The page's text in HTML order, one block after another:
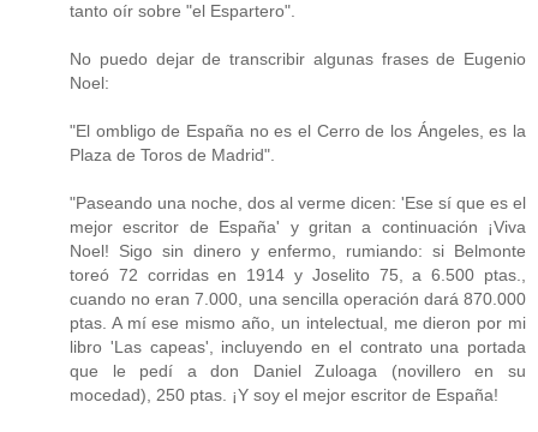
tanto oír sobre "el Espartero".
No puedo dejar de transcribir algunas frases de Eugenio
Noel:
"El ombligo de España no es el Cerro de los Ángeles, es la
Plaza de Toros de Madrid".
"Paseando una noche, dos al verme dicen: 'Ese sí que es el
mejor escritor de España' y gritan a continuación ¡Viva
Noel! Sigo sin dinero y enfermo, rumiando: si Belmonte
toreó 72 corridas en 1914 y Joselito 75, a 6.500 ptas.,
cuando no eran 7.000, una sencilla operación dará 870.000
ptas. A mí ese mismo año, un intelectual, me dieron por mi
libro 'Las capeas', incluyendo en el contrato una portada
que le pedí a don Daniel Zuloaga (novillero en su
mocedad), 250 ptas. ¡Y soy el mejor escritor de España!